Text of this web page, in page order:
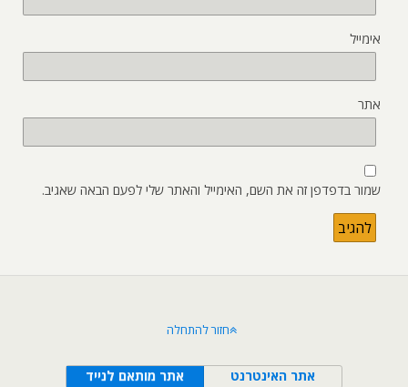
אימייל
אתר
שמור בדפדפן זה את השם, האימייל והאתר שלי לפעם הבאה שאגיב.
חזור להתחלה
אתר מותאם לנייד אתר האינטרנט